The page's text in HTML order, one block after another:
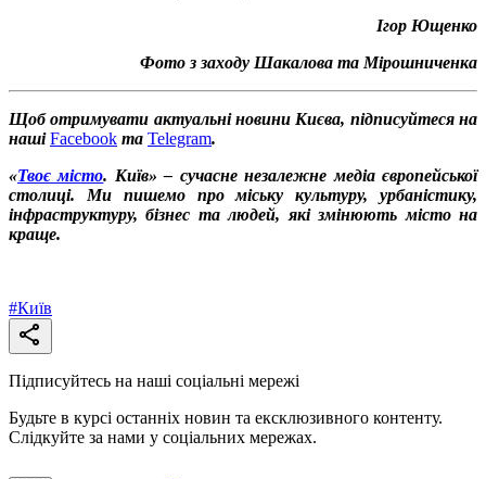
Ігор Ющенко
Фото з заходу Шакалова та Мірошниченка
Щоб отримувати актуальні новини Києва, підписуйтеся на
нашіFacebook та Telegram.
«Твоє місто. Київ» – сучасне незалежне медіа європейської
столиці. Ми пишемо про міську культуру, урбаністику,
інфраструктуру, бізнес та людей, які змінюють місто на
краще.
#Київ
Підписуйтесь на наші соціальні мережі
Будьте в курсі останніх новин та ексклюзивного контенту.
Слідкуйте за нами у соціальних мережах.